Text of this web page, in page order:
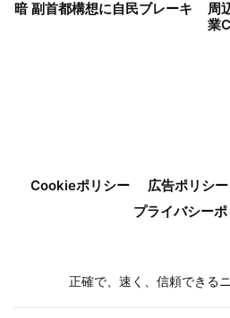
暗 副首都構想に自民ブレーキ
周
業
Cookieポリシー 広告ポリシー
プライバシー
正確で、速く、信頼できる